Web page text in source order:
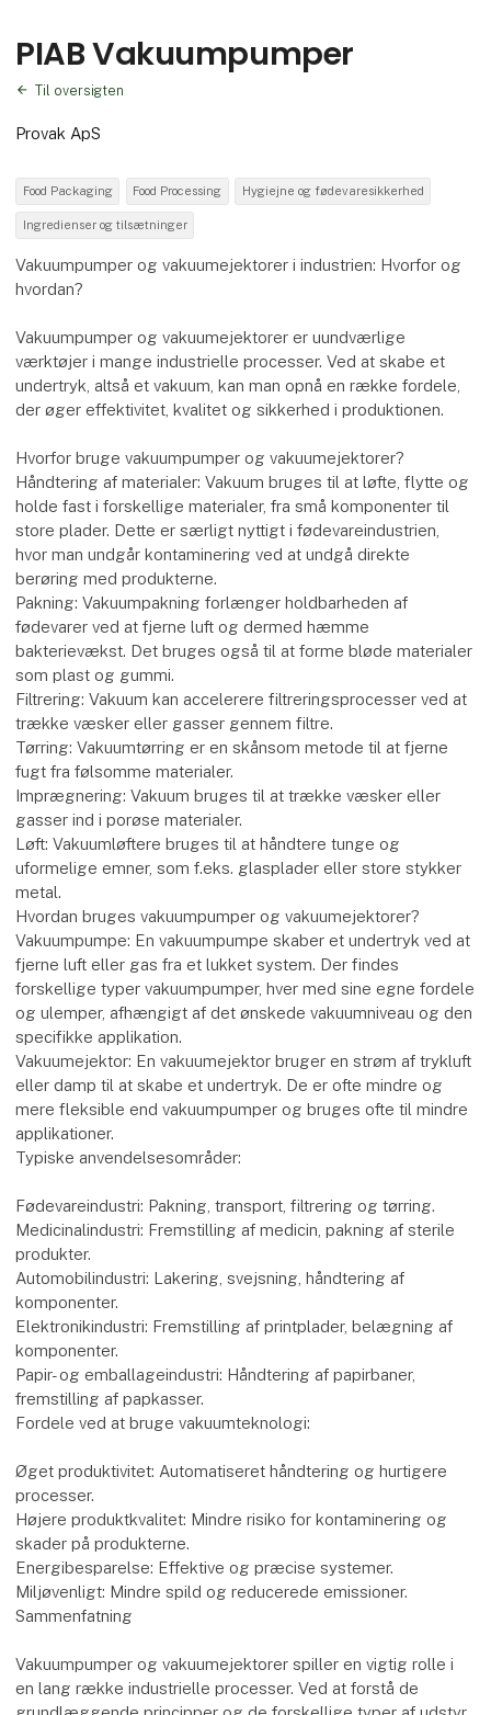
PIAB Vakuumpumper
Provak ApS
Ingredienser og tilsætninger
hvordan?
Vakuumpumper og vakuumejektorer er uundværlige
værktøjer i mange industrielle processer. Ved at skabe et
undertryk, altså et vakuum, kan man opnå en række fordele,
der øger effektivitet, kvalitet og sikkerhed i produktionen.
Hvorfor bruge vakuumpumper og vakuumejektorer?
Håndtering af materialer: Vakuum bruges til at løfte, flytte og
holde fast i forskellige materialer, fra små komponenter til
store plader. Dette er særligt nyttigt i fødevareindustrien,
hvor man undgår kontaminering ved at undgå direkte
berøring med produkterne.
Pakning: Vakuumpakning forlænger holdbarheden af
fødevarer ved at fjerne luft og dermed hæmme
bakterievækst. Det bruges også til at forme bløde materialer
som plast og gummi.
Filtrering: Vakuum kan accelerere filtreringsprocesser ved at
trække væsker eller gasser gennem filtre.
Tørring: Vakuumtørring er en skånsom metode til at fjerne
fugt fra følsomme materialer.
Imprægnering: Vakuum bruges til at trække væsker eller
gasser ind i porøse materialer.
Løft: Vakuumløftere bruges til at håndtere tunge og
uformelige emner, som f.eks. glasplader eller store stykker
metal.
Hvordan bruges vakuumpumper og vakuumejektorer?
Vakuumpumpe: En vakuumpumpe skaber et undertryk ved at
fjerne luft eller gas fra et lukket system. Der findes
forskellige typer vakuumpumper, hver med sine egne fordele
specifikke applikation.
Vakuumejektor: En vakuumejektor bruger en strøm af trykluft
eller damp til at skabe et undertryk. De er ofte mindre og
mere fleksible end vakuumpumper og bruges ofte til mindre
applikationer.
Typiske anvendelsesområder:
Fødevareindustri: Pakning, transport, filtrering og tørring.
Medicinalindustri: Fremstilling af medicin, pakning af sterile
produkter.
komponenter.
komponenter.
Papir- og emballageindustri: Håndtering af papirbaner,
fremstilling af papkasser.
Fordele ved at bruge vakuumteknologi:
processer.
Højere produktkvalitet: Mindre risiko for kontaminering og
skader på produkterne.